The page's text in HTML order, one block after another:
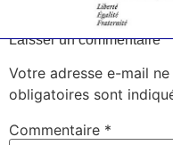
Laisser un commentaire
Votre adresse e-mail
obligatoires sont
Commentaire *